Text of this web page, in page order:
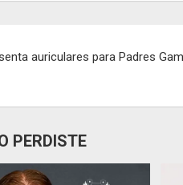
auriculares para Padres
PERDISTE